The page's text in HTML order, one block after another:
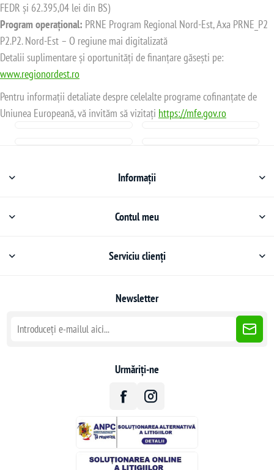
FEDR și 62.395,04 lei din BS)
Program operațional: PRNE Program Regional Nord-Est, Axa PRNE_P2
P2.P2. Nord-Est – O regiune mai digitalizată
Detalii suplimentare și oportunități de finanțare găsești pe:
www.regionordest.ro
Pentru informații detaliate despre celelalte programe cofinanțate de
Uniunea Europeană, vă invităm să vizitați https://mfe.gov.ro
Informații
Contul meu
Serviciu clienți
Newsletter
Urmăriți-ne